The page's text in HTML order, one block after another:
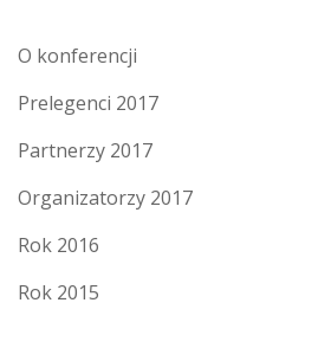
O konferencji
Prelegenci 2017
Partnerzy 2017
Organizatorzy 2017
Rok 2016
Rok 2015